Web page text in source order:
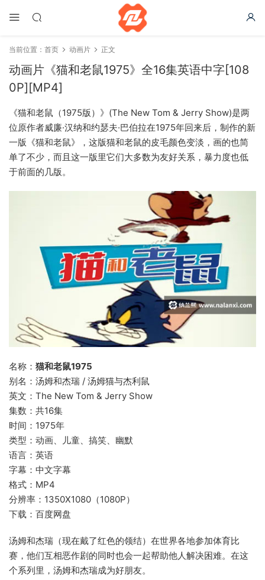
当前位置： 首页 动画片 正文
动画片《猫和老鼠1975》全16集英语中字[108
0P][MP4]
《猫和老鼠（1975版）》(The New Tom & Jerry Show)是两
位原作者威廉·汉纳和约瑟夫·巴伯拉在1975年回来后，制作的新
一版《猫和老鼠》，这版猫和老鼠的皮毛颜色变淡，画的也简
单了不少，而且这一版里它们大多数为友好关系，暴力度也低
于前面的几版。
名称： 猫和老鼠1975
别名：汤姆和杰瑞 / 汤姆猫与杰利鼠
英文：The New Tom & Jerry Show
集数：共16集
时间：1975年
类型：动画、儿童、搞笑、幽默
语言：英语
字幕：中文字幕
格式：MP4
分辨率：1350X1080（1080P）
下载：百度网盘
汤姆和杰瑞（现在戴了红色的领结）在世界各地参加体育比
赛，他们互相恶作剧的同时也会一起帮助他人解决困难。在这
个系列里，汤姆和杰瑞成为好朋友。